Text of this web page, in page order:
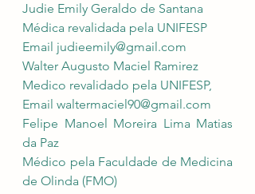
Judie Emily Geraldo de Santana
Médica revalidada pela UNIFESP
Email judieemily@gmail.com
Walter Augusto Maciel Ramirez
Medico revalidado pela UNIFESP,
Email waltermaciel90@gmail.com
Felipe Manoel Moreira Lima Matias
da Paz
Médico pela Faculdade de Medicina
de Olinda (FMO)